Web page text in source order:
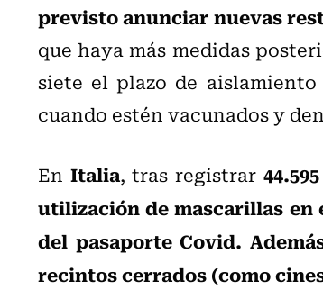
previsto anunciar nuevas
que haya más medidas
siete el plazo de
cuando estén vacunados y
En Italia, tras registrar
utilización de mascarillas en
del pasaporte Covid.
recintos cerrados (como